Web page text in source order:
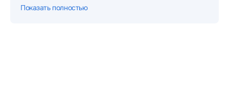
Показать полностью